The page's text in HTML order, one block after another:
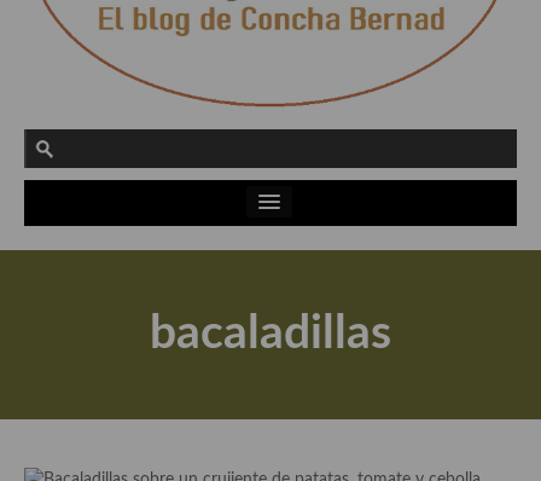
Actualidad y recomendaciones
Apuntes, estudios sobre temas interesantes e importantes
bacaladillas